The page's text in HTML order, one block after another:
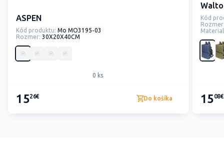
ASPEN
Kód produktu: Mo MO3195-03
Rozmer: 30X20X40CM
0 ks
1526€ Do košíka
Kód
1508€